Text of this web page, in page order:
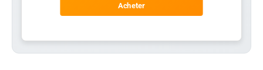
Acheter